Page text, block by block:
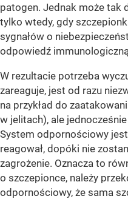
patogen. Jednak może tak
tylko wtedy, gdy
sygnałów o
odpowiedź
W rezultacie potrzeba
zareaguje, jest od razu
na przykład do
w jelitach), ale
System odpornościowy
reagował, dopóki nie
zagrożenie. Oznacza to
o szczepionce, należy
odpornościowy, że sama